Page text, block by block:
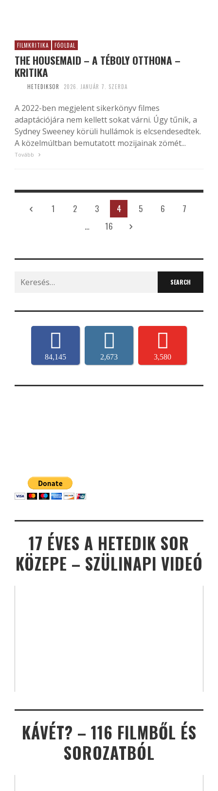
FILMKRITIKA FŐOLDAL
THE HOUSEMAID – A TÉBOLY OTTHONA –
KRITIKA
HETEDIKSOR 2026. JANUÁR 7. SZERDA
A 2022-ben megjelent sikerkönyv filmes
adaptációjára nem kellett sokat várni. Úgy tűnik, a
Sydney Sweeney körüli hullámok is elcsendesedtek.
A közelmúltban bemutatott mozijainak zömét...
Tovább
1 2 3 4 5 6
7
…
16
Search
for:
84,145 2,673 3,580
17 ÉVES A HETEDIK SOR
KÖZEPE – SZÜLINAPI VIDEÓ
KÁVÉT? – 116 FILMBŐL ÉS
SOROZATBÓL